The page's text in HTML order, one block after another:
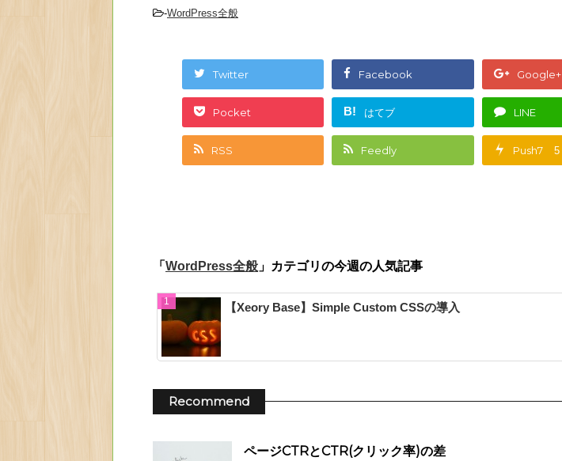
-WordPress全般
Twitter Facebook Google+
Pocket B! はてブ LINE
RSS Feedly Push7 5
「 WordPress全般 」カテゴリの今週の人気記事
【Xeory Base】Simple Custom CSSの導入
Recommend
ページCTRとCTR(クリック率)の差